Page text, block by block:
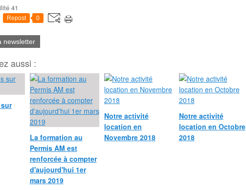
41
Repost 0
newsletter
aussi :
La formation au
Permis AM est
renforcée à compter
d'aujourd'hui 1er
mars 2019
Notre activité
location en
Novembre 2018
Notre activité
location en Octobre
2018